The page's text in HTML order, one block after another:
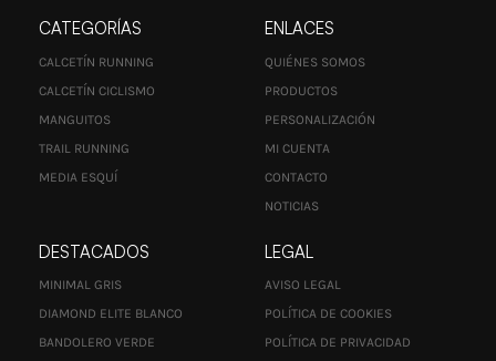
CATEGORÍAS
CALCETÍN RUNNING
CALCETÍN CICLISMO
MANGUITOS
TRAIL RUNNING
MEDIA ESQUÍ
ENLACES
QUIÉNES SOMOS
PRODUCTOS
PERSONALIZACIÓN
MI CUENTA
CONTACTO
NOTICIAS
DESTACADOS
MINIMAL GRIS
DIAMOND ELITE BLANCO
BANDOLERO VERDE
LEGAL
AVISO LEGAL
POLÍTICA DE COOKIES
POLÍTICA DE PRIVACIDAD